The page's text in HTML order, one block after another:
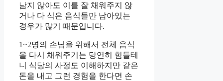
남지 않아도 이를 잘 채워주지 않
거나 다 식은 음식들만 남아있는
경우가 많기 때문입니다.
1~2명의 손님을 위해서 전체 음식
을 다시 채워주기는 당연히 힘들테
니 식당의 사정도 이해하지만 같은
돈을 내고 그런 경험을 한다면 손